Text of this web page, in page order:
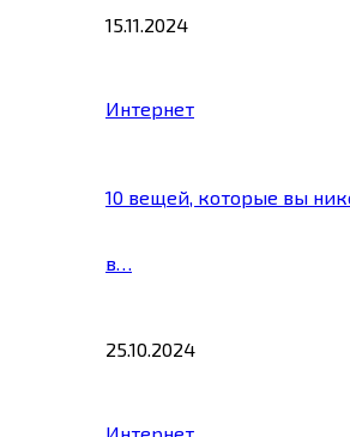
15.11.2024
Интернет
10 вещей, которые вы
в…
25.10.2024